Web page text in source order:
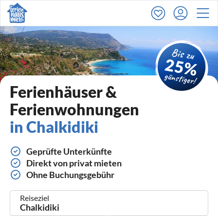
Ferienhäuser &
Ferienwohnungen
in Chalkidiki
Geprüfte Unterkünfte
Direkt von privat mieten
Ohne Buchungsgebühr
Reiseziel